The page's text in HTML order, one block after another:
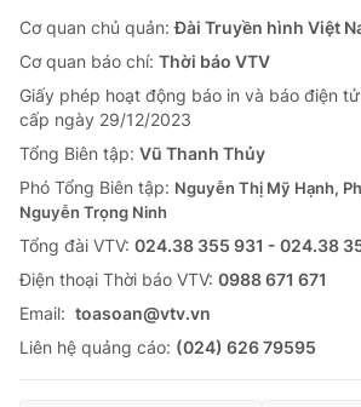
Cơ quan chủ quản:Đài Truyền hình Việt
Cơ quan báo chí: Thời báo VTV
Giấy phép hoạt động báo in và báo điện
cấp ngày 29/12/2023
Tổng Biên tập: Vũ Thanh Thủy
Phó Tổng Biên tập: Nguyễn Thị Mỹ Hạnh,
Nguyễn Trọng Ninh
Tổng đài VTV: 024.38 355 931 - 024.38
Ðiện thoại Thời báo VTV: 0988 671 671
Email: toasoan@vtv.vn
Liên hệ quảng cáo: (024) 626 79595